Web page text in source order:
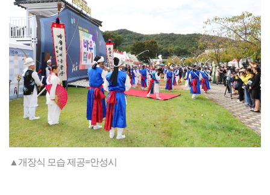
▲개장식 모습 제공=안성시